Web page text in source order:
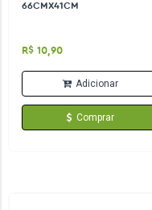
66CMX41CM
R$ 10,90
Adicionar
Comprar